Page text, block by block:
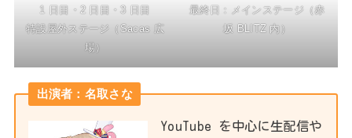
1 日目・2 日目・3 日目
特設屋外ステージ（Sacas 広
場）
最終日：メインステージ（赤
坂 BLITZ 内）
出演者：名取さな
YouTube を中心に生配信や